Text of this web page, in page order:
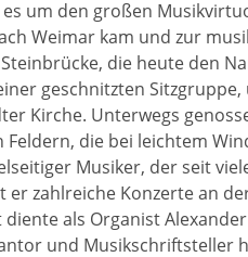
um den großen
Weimar kam und zur
die heute den
geschnitzten
Kirche. Unterwegs
die bei leichtem
Musiker, der seit
zahlreiche Konzerte an der
als Organist
und Musikschriftsteller